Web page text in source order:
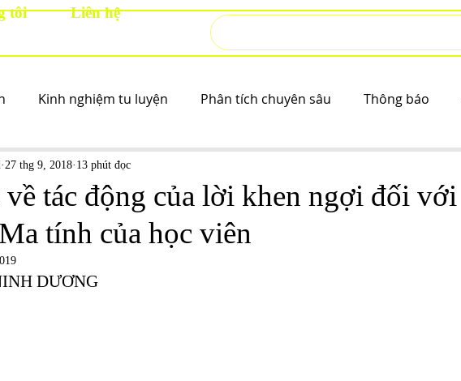
tôi Liên hệ
Kinh nghiệm tu luyện Phân tích chuyên sâu Thông báo
về tác động của lời khen ngợi đối với
tính của học viên
27 thg 9, 2018 13 phút đọc
DƯƠNG